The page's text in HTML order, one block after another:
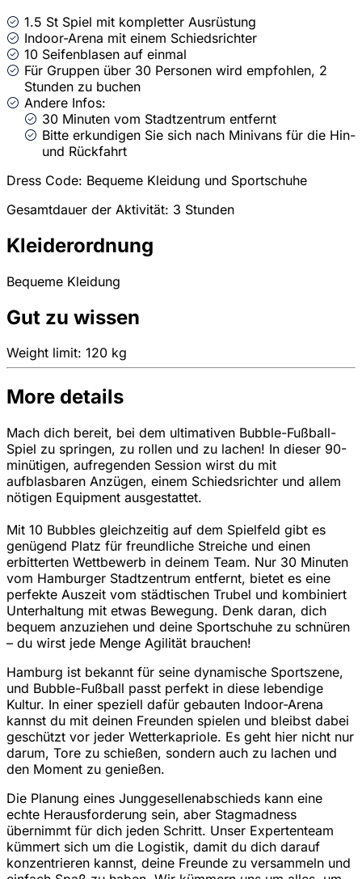
1.5 St Spiel mit kompletter Ausrüstung
Indoor-Arena mit einem Schiedsrichter
10 Seifenblasen auf einmal
Für Gruppen über 30 Personen wird empfohlen, 2
Stunden zu buchen
Andere Infos:
30 Minuten vom Stadtzentrum entfernt
Bitte erkundigen Sie sich nach Minivans für die Hin-
und Rückfahrt
Dress Code: Bequeme Kleidung und Sportschuhe
Gesamtdauer der Aktivität: 3 Stunden
Kleiderordnung
Bequeme Kleidung
Gut zu wissen
Weight limit: 120 kg
More details
Mach dich bereit, bei dem ultimativen Bubble-Fußball-
Spiel zu springen, zu rollen und zu lachen! In dieser 90-
minütigen, aufregenden Session wirst du mit
aufblasbaren Anzügen, einem Schiedsrichter und allem
nötigen Equipment ausgestattet.
Mit 10 Bubbles gleichzeitig auf dem Spielfeld gibt es
genügend Platz für freundliche Streiche und einen
erbitterten Wettbewerb in deinem Team. Nur 30 Minuten
vom Hamburger Stadtzentrum entfernt, bietet es eine
perfekte Auszeit vom städtischen Trubel und kombiniert
Unterhaltung mit etwas Bewegung. Denk daran, dich
bequem anzuziehen und deine Sportschuhe zu schnüren
– du wirst jede Menge Agilität brauchen!
Hamburg ist bekannt für seine dynamische Sportszene,
und Bubble-Fußball passt perfekt in diese lebendige
Kultur. In einer speziell dafür gebauten Indoor-Arena
kannst du mit deinen Freunden spielen und bleibst dabei
geschützt vor jeder Wetterkapriole. Es geht hier nicht nur
darum, Tore zu schießen, sondern auch zu lachen und
den Moment zu genießen.
Die Planung eines Junggesellenabschieds kann eine
echte Herausforderung sein, aber Stagmadness
übernimmt für dich jeden Schritt. Unser Expertenteam
kümmert sich um die Logistik, damit du dich darauf
konzentrieren kannst, deine Freunde zu versammeln und